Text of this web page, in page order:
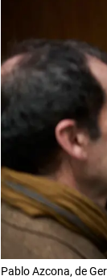
Pablo Azcona, de